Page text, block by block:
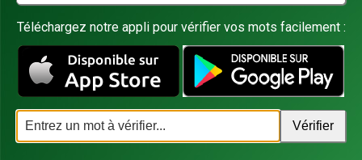
Téléchargez notre appli pour vérifier vos mots facilement :